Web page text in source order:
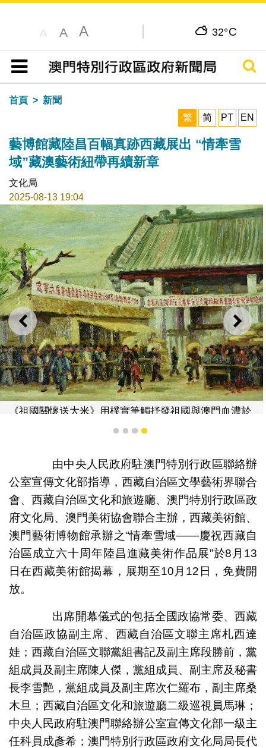
A A A 32°C
目錄
搜尋
首頁
新聞
繁
简 PT EN
藝博館藏陸昌百幅真跡西藏展出 “情牽雪
域”藏澳藝術紐帶再續新章
文化局
2025-08-13 19:04
上一則 下一
《祖國關懷送大米》用樸實筆觸抒發祖國與澳門血濃於
1 2 3 4
由中央人民政府駐澳門特別行政區聯絡辦
公室宣傳文化部指導，西藏自治區文學藝術界聯合
會、西藏自治區文化和旅遊廳、澳門特別行政區政
府文化局、澳門美術協會聯合主辦，西藏美術館、
澳門藝術博物館承辦之“情牽雪域——慶祝西藏自
治區成立六十周年陸昌進藏美術作品展”於8月13
日在西藏美術館揭幕，展期至10月12日，免費開
放。
出席開幕儀式的包括全國政協常委、西藏
自治區政協副主席、西藏自治區文聯主席札西達
娃；西藏自治區文聯黨組書記及副主席段勝前，黨
組成員及副主席陳人傑，黨組成員、副主席及秘書
長李雪艷，黨組成員及副主席次仁羅布，副主席桑
木旦；西藏自治區文化和旅遊廳二級巡視員馬琳；
中央人民政府駐澳門聯絡辦公室宣傳文化部一級主
任科員成彥希；澳門特別行政區政府文化局局長代